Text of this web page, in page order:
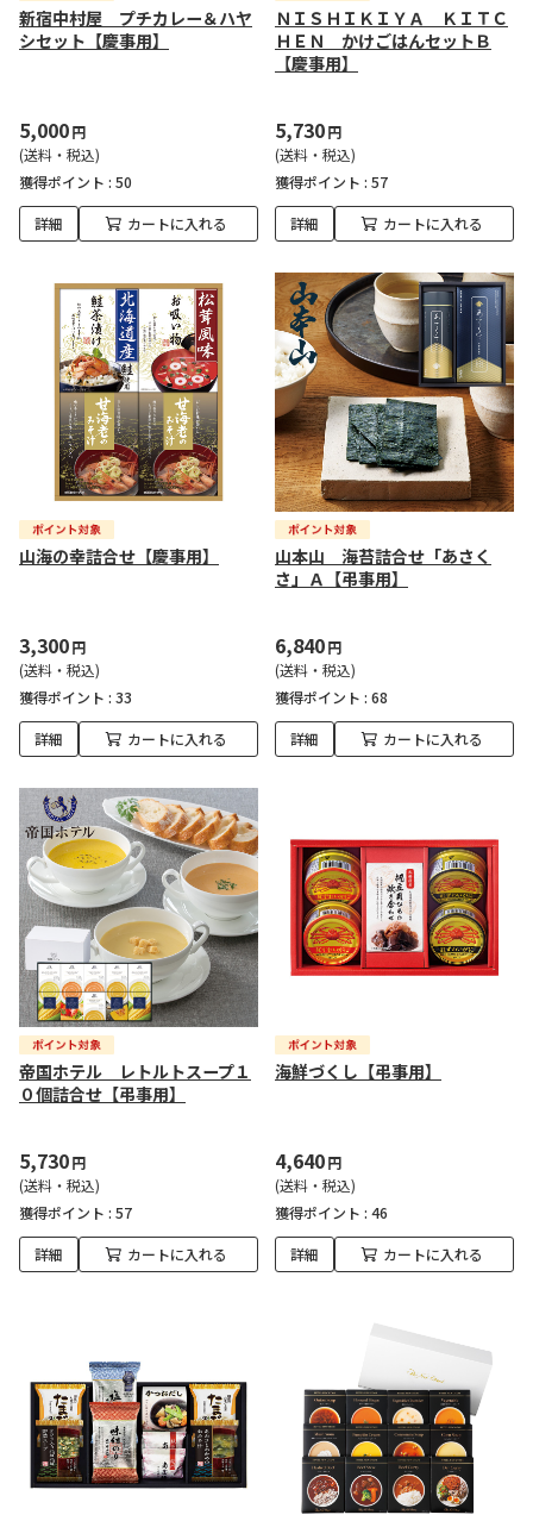
新宿中村屋 プチカレー＆ハヤ
シセット【慶事用】
5,000円
(送料・税込)
獲得ポイント : 50
詳細 カートに入れる
ＮＩＳＨＩＫＩＹＡ ＫＩＴＣ
ＨＥＮ かけごはんセットＢ
【慶事用】
5,730円
(送料・税込)
獲得ポイント : 57
詳細 カートに入れる
山海の幸詰合せ【慶事用】
3,300円
(送料・税込)
獲得ポイント : 33
詳細 カートに入れる
山本山 海苔詰合せ「あさく
さ」Ａ【弔事用】
6,840円
(送料・税込)
獲得ポイント : 68
詳細 カートに入れる
帝国ホテル レトルトスープ１
０個詰合せ【弔事用】
5,730円
(送料・税込)
獲得ポイント : 57
詳細 カートに入れる
海鮮づくし【弔事用】
4,640円
(送料・税込)
獲得ポイント : 46
詳細 カートに入れる